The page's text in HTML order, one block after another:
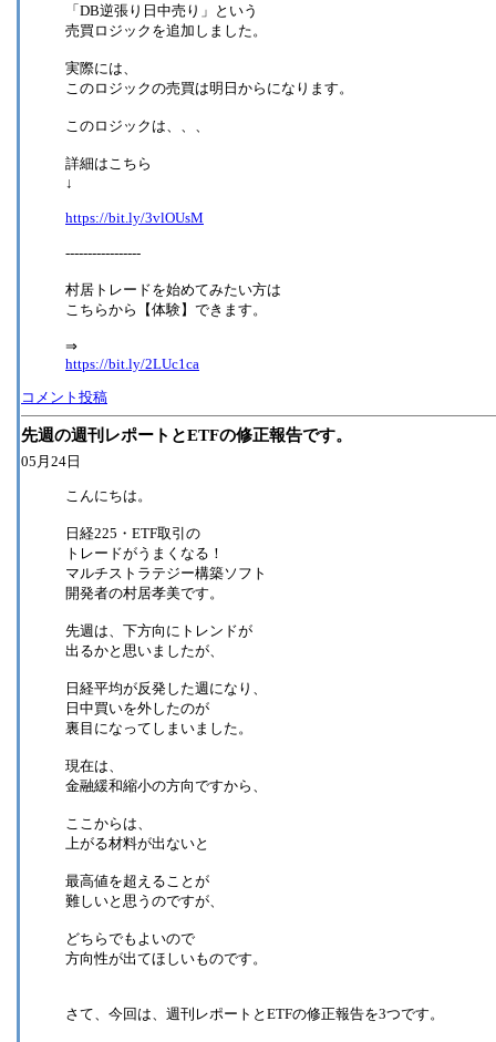
「DB逆張り日中売り」という
売買ロジックを追加しました。
実際には、
このロジックの売買は明日からになります。
このロジックは、、、
詳細はこちら
↓
https://bit.ly/3vlOUsM
-----------------
村居トレードを始めてみたい方は
こちらから【体験】できます。
⇒
https://bit.ly/2LUc1ca
コメント投稿
先週の週刊レポートとETFの修正報告です。
05月24日
こんにちは。
日経225・ETF取引の
トレードがうまくなる！
マルチストラテジー構築ソフト
開発者の村居孝美です。
先週は、下方向にトレンドが
出るかと思いましたが、
日経平均が反発した週になり、
日中買いを外したのが
裏目になってしまいました。
現在は、
金融緩和縮小の方向ですから、
ここからは、
上がる材料が出ないと
最高値を超えることが
難しいと思うのですが、
どちらでもよいので
方向性が出てほしいものです。
さて、今回は、週刊レポートとETFの修正報告を3つです。